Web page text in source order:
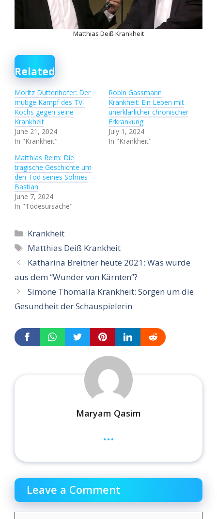
Matthias Deiß Krankheit
Related
Moritz Duttenhofer: Der
mutige Kampf des TV-
Kochs gegen seine
Krankheit
June 21, 2024
In "Krankheit"
Robin Gassmann
Krankheit: Ein Leben mit
unerklärlicher chronischer
Erkrankung
July 1, 2024
In "Krankheit"
Matthias Reim: Die
tragische Geschichte um
den Tod seines Sohnes
Bastian
June 7, 2024
In "Todesursache"
Categories
Krankheit
Tags
Matthias Deiß Krankheit
Katharina Breitner heute 2021: Was wurde
aus dem “Wunder von Kärnten”?
Simone Thomalla Krankheit: Sorgen um die
Gesundheit der Schauspielerin
Maryam Qasim
...
Leave a Comment